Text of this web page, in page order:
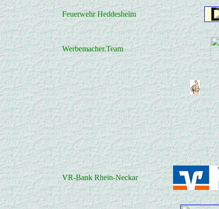
Feuerwehr Heddesheim
Werbemacher.Team
VR-Bank Rhein-Neckar